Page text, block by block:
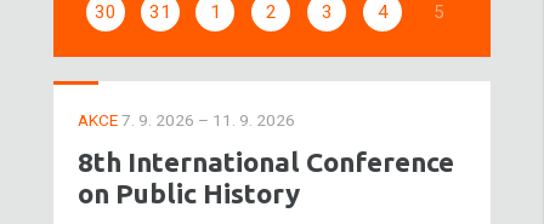
30
31 1 2 3 4 5
AKCE7. 9. 2026 – 11. 9. 2026
8th International Conference
on Public History